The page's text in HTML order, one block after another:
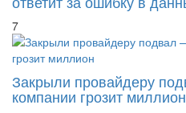
7
Закрыли провайдеру
компании грозит миллион
8